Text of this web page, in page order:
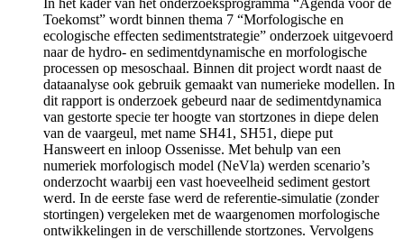
Toekomst” wordt binnen thema 7 “Morfologische en
ecologische effecten sedimentstrategie” onderzoek uitgevoerd
naar de hydro- en sedimentdynamische en morfologische
processen op mesoschaal. Binnen dit project wordt naast de
dataanalyse ook gebruik gemaakt van numerieke modellen. In
dit rapport is onderzoek gebeurd naar de sedimentdynamica
van gestorte specie ter hoogte van stortzones in diepe delen
van de vaargeul, met name SH41, SH51, diepe put
Hansweert en inloop Ossenisse. Met behulp van een
numeriek morfologisch model (NeVla) werden scenario’s
onderzocht waarbij een vast hoeveelheid sediment gestort
werd. In de eerste fase werd de referentie-simulatie (zonder
stortingen) vergeleken met de waargenomen morfologische
ontwikkelingen in de verschillende stortzones. Vervolgens